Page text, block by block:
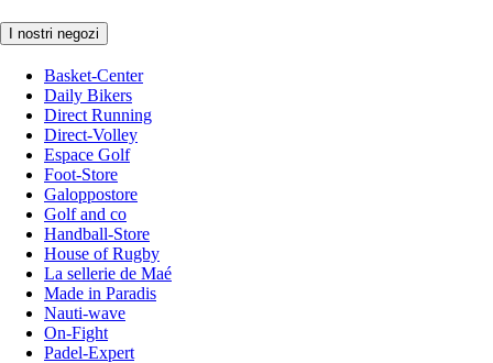
I nostri negozi
Basket-Center
Daily Bikers
Direct Running
Direct-Volley
Espace Golf
Foot-Store
Galoppostore
Golf and co
Handball-Store
House of Rugby
La sellerie de Maé
Made in Paradis
Nauti-wave
On-Fight
Padel-Expert